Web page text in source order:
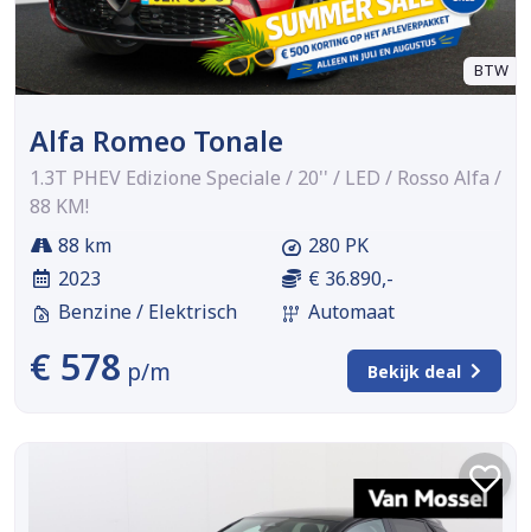
BTW
Alfa Romeo Tonale
1.3T PHEV Edizione Speciale / 20'' / LED / Rosso Alfa /
88 KM!
88 km
2023
Benzine / Elektrisch
280 PK
€ 36.890,-
Automaat
€ 578 p/m Bekijk deal